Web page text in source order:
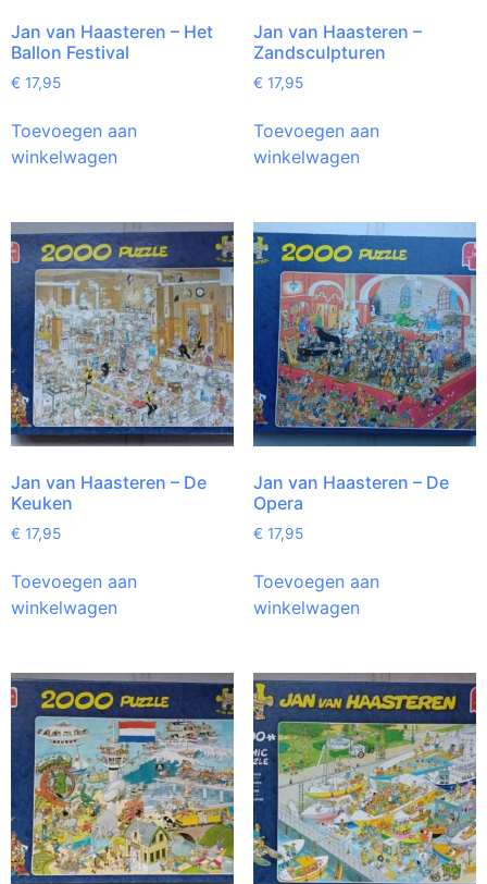
Jan van Haasteren – Het
Ballon Festival
€ 17,95
Toevoegen aan
winkelwagen
Jan van Haasteren –
Zandsculpturen
€ 17,95
Toevoegen aan
winkelwagen
Jan van Haasteren – De
Keuken
€ 17,95
Toevoegen aan
winkelwagen
Jan van Haasteren – De
Opera
€ 17,95
Toevoegen aan
winkelwagen